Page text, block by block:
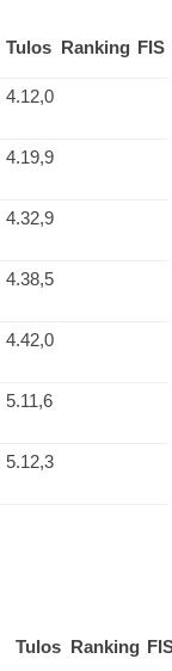
Tulos Ranking FIS
4.12,0
4.19,9
4.32,9
4.38,5
4.42,0
5.11,6
5.12,3
Tulos Ranking